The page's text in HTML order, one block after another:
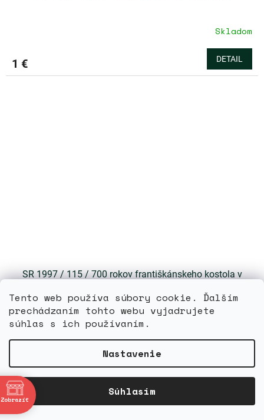
Tento web používa súbory cookie. Ďalším
prechádzaním tohto webu vyjadrujete
súhlas s ich používaním.
Nastavenie
Súhlasím
Skladom
1 € DETAIL
SR 1997 / 115 / 700 rokov františkánskeho kostola v
1,20 € DETAIL
Zobraziť